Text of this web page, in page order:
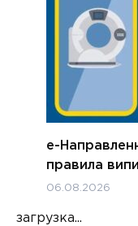
е-
правила
06.08.2026
загрузка...